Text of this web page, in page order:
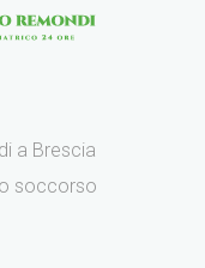
a Brescia
soccorso